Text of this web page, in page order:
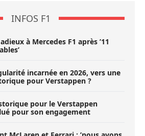
INFOS F1
à Mercedes F1 après ’11
incarnée en 2026, vers une
pour Verstappen ?
pour le Verstappen
pour son engagement